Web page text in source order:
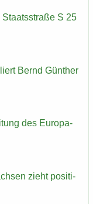
S 25
Bernd Gün­ther
des Eu­ro­pa­
zieht po­si­ti­